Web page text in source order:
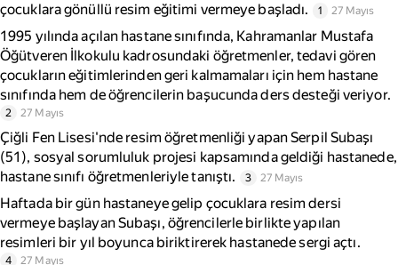
çocuklara gönüllü resim eğitimi vermeye başladı.
1 27 Mayıs
1995 yılında açılan hastane sınıfında, Kahramanlar Mustafa
Öğütveren İlkokulu kadrosundaki öğretmenler, tedavi gören
çocukların eğitimlerinden geri kalmamaları için hem hastane
sınıfında hem de öğrencilerin başucunda ders desteği veriyor.
2 27 Mayıs
Çiğli Fen Lisesi'nde resim öğretmenliği yapan Serpil Subaşı
(51), sosyal sorumluluk projesi kapsamında geldiği hastanede,
hastane sınıfı öğretmenleriyle tanıştı.
3 27 Mayıs
Haftada bir gün hastaneye gelip çocuklara resim dersi
vermeye başlayan Subaşı, öğrencilerle birlikte yapılan
resimleri bir yıl boyunca biriktirerek hastanede sergi açtı.
4 27 Mayıs